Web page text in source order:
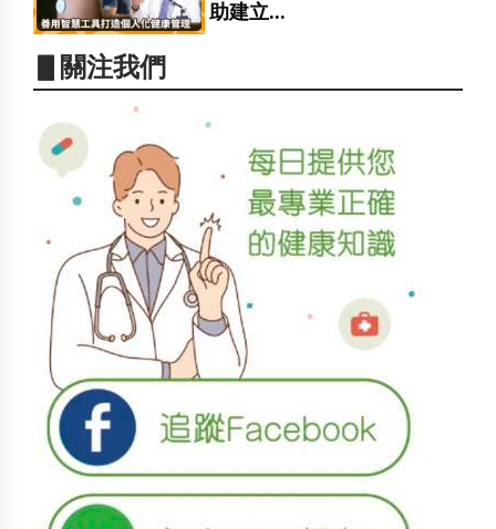
助建立...
▋關注我們